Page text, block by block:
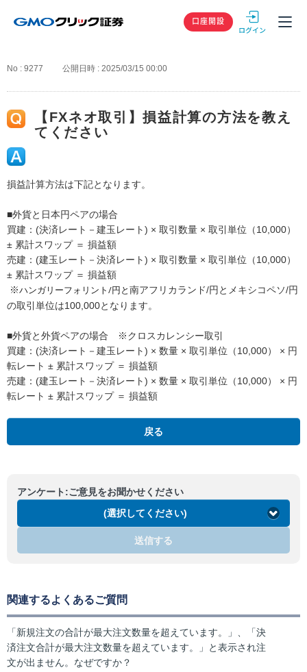
GMOクリック
口座開設
No : 9277 公開日時 : 2025/03/15 00:00
【FXネオ取引】損益計算の方法を教え
てください
損益計算方法は下記となります。
■外貨と日本円ペアの場合
買建：(決済レート－建玉レート) × 取引数量 × 取引単位（10,000）
± 累計スワップ ＝ 損益額
売建：(建玉レート－決済レート) × 取引数量 × 取引単位（10,000）
± 累計スワップ ＝ 損益額
※ハンガリーフォリント/円と南アフリカランド/円とメキシコペソ/円
の取引単位は100,000となります。
■外貨と外貨ペアの場合 ※クロスカレンシー取引
買建：(決済レート－建玉レート) × 数量 × 取引単位（10,000） × 円
転レート ± 累計スワップ ＝ 損益額
売建：(建玉レート－決済レート) × 数量 × 取引単位（10,000） × 円
転レート ± 累計スワップ ＝ 損益額
戻る
アンケート:ご意見をお聞かせください
(選択してください)
送信する
関連するよくあるご質問
「新規注文の合計が最大注文数量を超えています。」、「決
済注文合計が最大注文数量を超えています。」と表示され注
文が出ません。なぜですか？